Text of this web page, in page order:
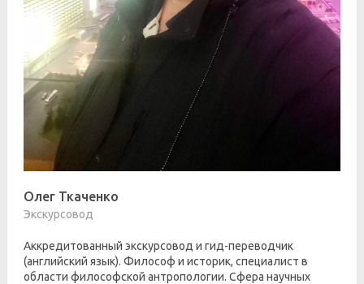
Олег Ткаченко
Экскурсовод
Аккредитованный экскурсовод и гид-переводчик
(английский язык). Философ и историк, специалист в
области философской антропологии. Сфера научных